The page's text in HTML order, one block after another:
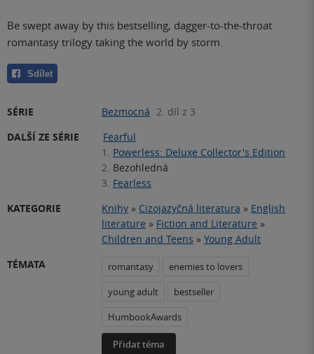
Be swept away by this bestselling, dagger-to-the-throat
romantasy trilogy taking the world by storm.
Sdílet
SÉRIE Bezmocná 2. díl z 3
DALŠÍ ZE SÉRIE
Fearful
1. Powerless: Deluxe Collector's Edition
2. Bezohledná
3. Fearless
KATEGORIE
Knihy » Cizojazyčná literatura » English
literature » Fiction and Literature »
Children and Teens » Young Adult
TÉMATA
romantasy
enemies to lovers
young adult
bestseller
HumbookAwards
Přidat téma